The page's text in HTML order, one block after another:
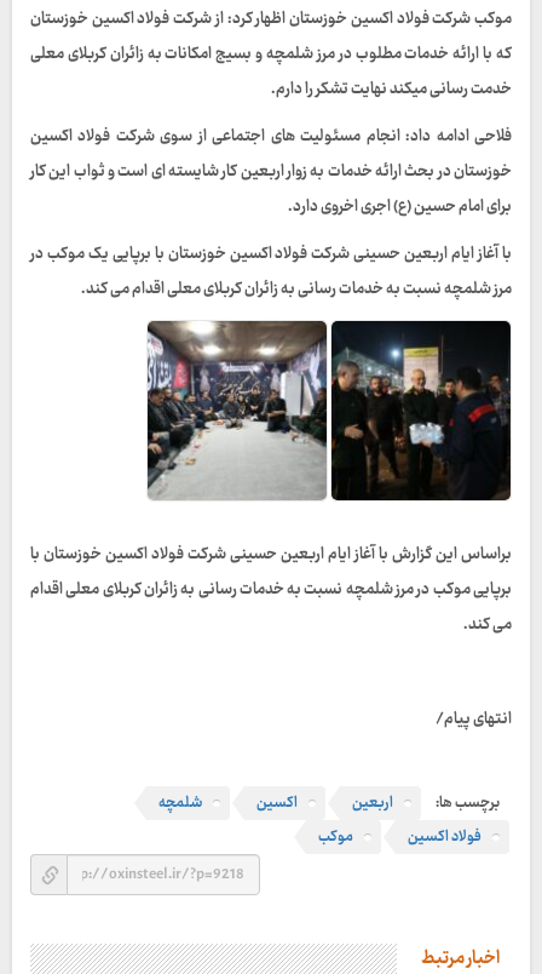
موکب شرکت فولاد اکسین خوزستان اظهار کرد: از شرکت فولاد اکسین خوزستان
که با ارائه خدمات مطلوب در مرز شلمچه و بسیج امکانات به زائران کربلای معلی
خدمت رسانی میکند نهایت تشکر را دارم.
فلاحی ادامه داد: انجام مسئولیت های اجتماعی از سوی شرکت فولاد اکسین
خوزستان در بحث ارائه خدمات به زوار اربعین کار شایسته ای است و ثواب این کار
برای امام حسین (ع) اجری اخروی دارد.
با آغاز ایام اربعین حسینی شرکت فولاد اکسین خوزستان با برپایی یک موکب در
مرز شلمچه نسبت به خدمات رسانی به زائران کربلای معلی اقدام می کند.
براساس این گزارش با آغاز ایام اربعین حسینی شرکت فولاد اکسین خوزستان با
برپایی موکب در مرز شلمچه نسبت به خدمات رسانی به زائران کربلای معلی اقدام
می کند.
انتهای پیام/
برچسب ها: اربعین اکسین
شلمچه
فولاد اکسین
موکب
اخبار مرتبط